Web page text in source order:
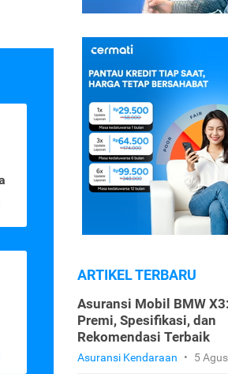
ARTIKEL TERBARU
Asuransi Mobil BMW
Premi, Spesifikasi, dan
Rekomendasi Terbaik
Asuransi Kendaraan • 5